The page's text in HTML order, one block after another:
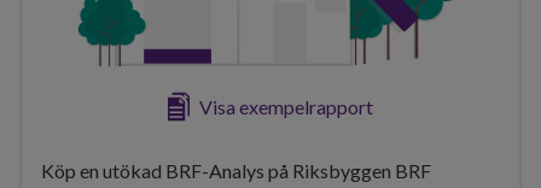
Visa exempelrapport
Köp en utökad BRF-Analys på Riksbyggen BRF